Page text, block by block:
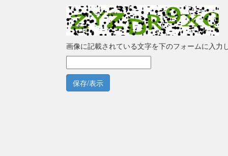
画像に記載されている文字を下のフォームに入力
保存/表示